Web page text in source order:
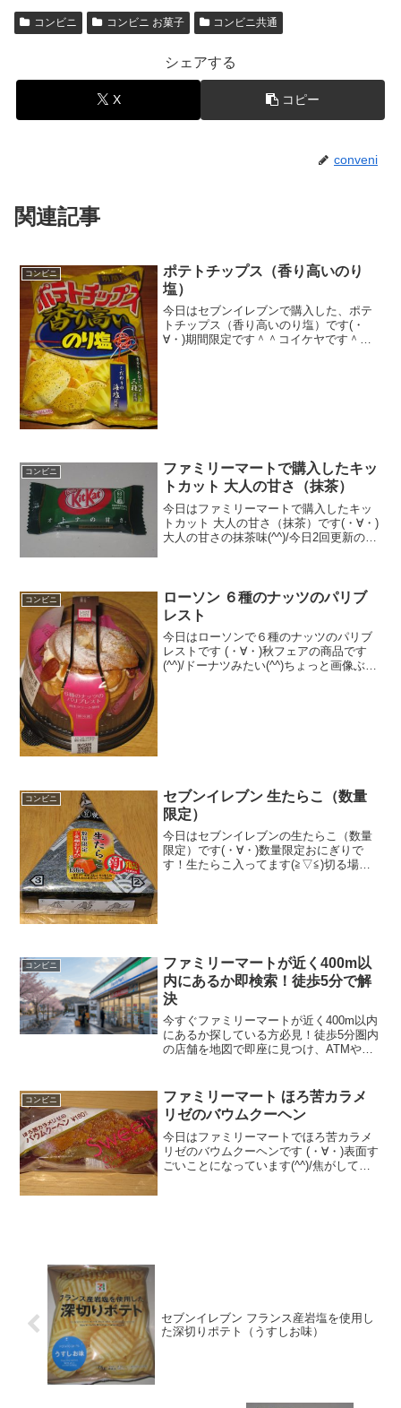
コンビニ コンビニ お菓子 コンビニ共通
シェアする
X コピー
conveni
関連記事
コンビニ
ポテトチップス（香り高いのり
塩）
今日はセブンイレブンで購入した、ポテ
トチップス（香り高いのり塩）です(・
∀・)期間限定です＾＾コイケヤです＾＾
コンビニ
ファミリーマートで購入したキッ
トカット 大人の甘さ（抹茶）
今日はファミリーマートで購入したキッ
トカット 大人の甘さ（抹茶）です(・∀・)
大人の甘さの抹茶味(^^)/今日2回更新の1
★☆☆☆☆ ...
コンビニ
ローソン ６種のナッツのパリブ
レスト
今日はローソンで６種のナッツのパリブ
レストです (・∀・)秋フェアの商品です
(^^)/ドーナツみたい(^^)ちょっと画像ぶれ
コンビニ
セブンイレブン 生たらこ（数量
限定）
今日はセブンイレブンの生たらこ（数量
限定）です(・∀・)数量限定おにぎりで
す！生たらこ入ってます(≧▽≦)切る場所
コンビニ
ファミリーマートが近く400m以
内にあるか即検索！徒歩5分で解
決
今すぐファミリーマートが近く400m以内
にあるか探している方必見！徒歩5分圏内
の店舗を地図で即座に見つけ、ATMや駐
リーマートを近く400m以内で見つけ、無
駄足なく急な用事を最短で解決しましょ
う。
コンビニ
ファミリーマート ほろ苦カラメ
リゼのバウムクーヘン
今日はファミリーマートでほろ苦カラメ
リゼのバウムクーヘンです (・∀・)表面す
ごいことになっています(^^)/焦がしてあ
セブンイレブン フランス産岩塩を使用し
た深切りポテト（うすしお味）